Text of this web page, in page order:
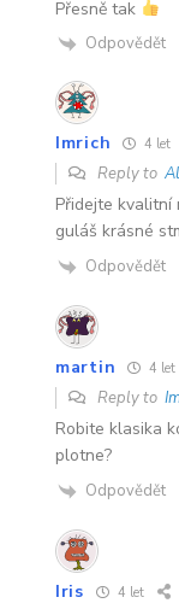
Přesně tak
Odpovědět
Imrich 4 let
Reply to
Přidejte kvalitní
guláš krásné
Odpovědět
martin 4 let
Reply to
Robite klasika
plotne?
Odpovědět
Iris 4 let